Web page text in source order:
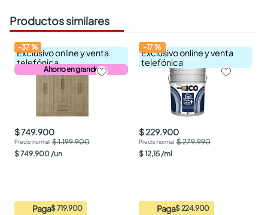
Productos similares
Exclusivo online y venta
telefónica
Ahorro en grande
-37%
$ 749.900
$ 1.199.900
$749.900 /un
Paga$ 719.900
Exclusivo online y venta
telefónica
-17%
$ 229.900
$ 279.990
$12,15 /ml
Paga$ 224.900